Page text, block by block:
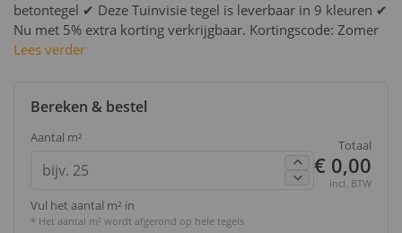
betontegel ✔ Deze Tuinvisie tegel is leverbaar in 9 kleuren ✔
Nu met 5% extra korting verkrijgbaar. Kortingscode: Zomer
Lees verder
Bereken & bestel
Aantal m² Totaal
€ 0,00
incl. BTW
Vul het aantal m² in
* Het aantal m² wordt afgerond op hele tegels